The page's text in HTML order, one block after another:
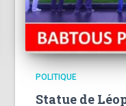
POLITIQUE
Statue de